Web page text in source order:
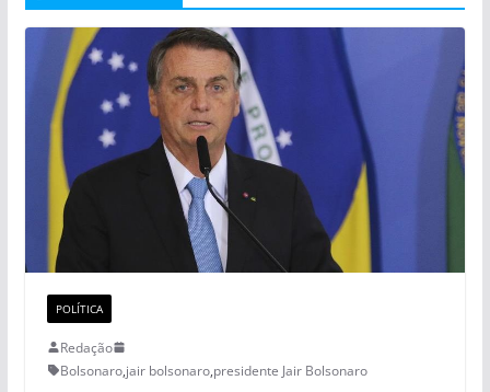
POLÍTICA
Redação
Bolsonaro,jair bolsonaro,presidente Jair Bolsonaro